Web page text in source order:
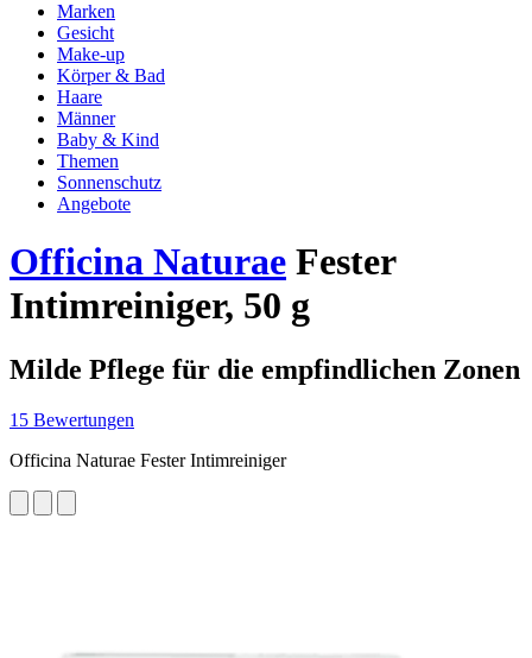
Marken
Gesicht
Make-up
Körper & Bad
Haare
Männer
Baby & Kind
Themen
Sonnenschutz
Angebote
Officina Naturae Fester
Intimreiniger, 50 g
Milde Pflege für die empfindlichen Zonen
15 Bewertungen
Officina Naturae Fester Intimreiniger